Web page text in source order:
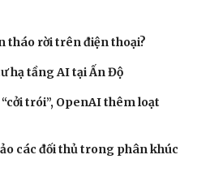
tháo rời trên điện thoại?
hạ tầng AI tại Ấn Độ
trói”, OpenAI thêm loạt
các đối thủ trong phân khúc